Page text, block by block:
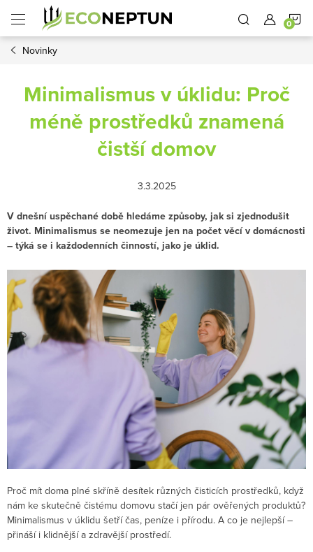
obsah
Novinky
Minimalismus v úklidu: Proč
méně prostředků znamená
čistší domov
3.3.2025
V dnešní uspěchané době hledáme způsoby, jak si zjednodušit
život. Minimalismus se neomezuje jen na počet věcí v domácnosti
– týká se i každodenních činností, jako je úklid.
Proč mít doma plné skříně desítek různých čisticích prostředků, když
nám ke skutečně čistému domovu stačí jen pár ověřených produktů?
Minimalismus v úklidu šetří čas, peníze i přírodu. A co je nejlepší –
přináší i klidnější a zdravější prostředí.